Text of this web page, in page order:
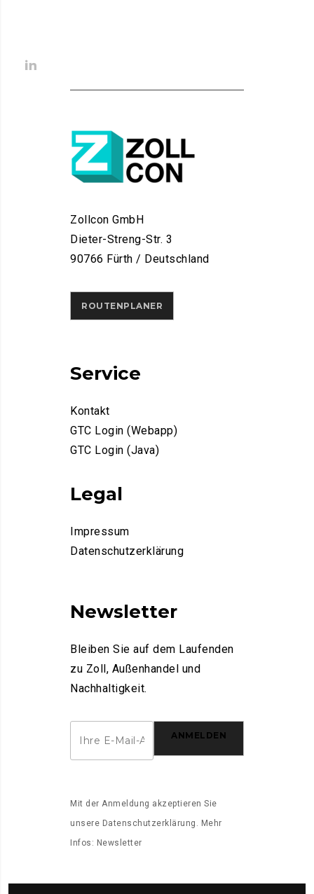
Zollcon GmbH
Dieter-Streng-Str. 3
90766 Fürth / Deutschland
ROUTENPLANER
Service
Kontakt
GTC Login (Webapp)
GTC Login (Java)
Legal
Impressum
Datenschutzerklärung
Newsletter
Bleiben Sie auf dem Laufenden
zu Zoll, Außenhandel und
Nachhaltigkeit.
ANMELDEN
Mit der Anmeldung akzeptieren Sie
unsere Datenschutzerklärung
. Mehr
Infos: Newsletter